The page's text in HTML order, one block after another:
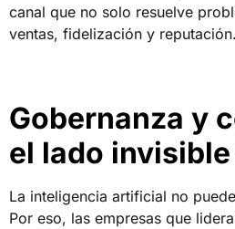
canal que no solo resuelve
ventas, fidelización y reputación.
Gobernanza y
el lado
La inteligencia artificial no
Por eso, las empresas que